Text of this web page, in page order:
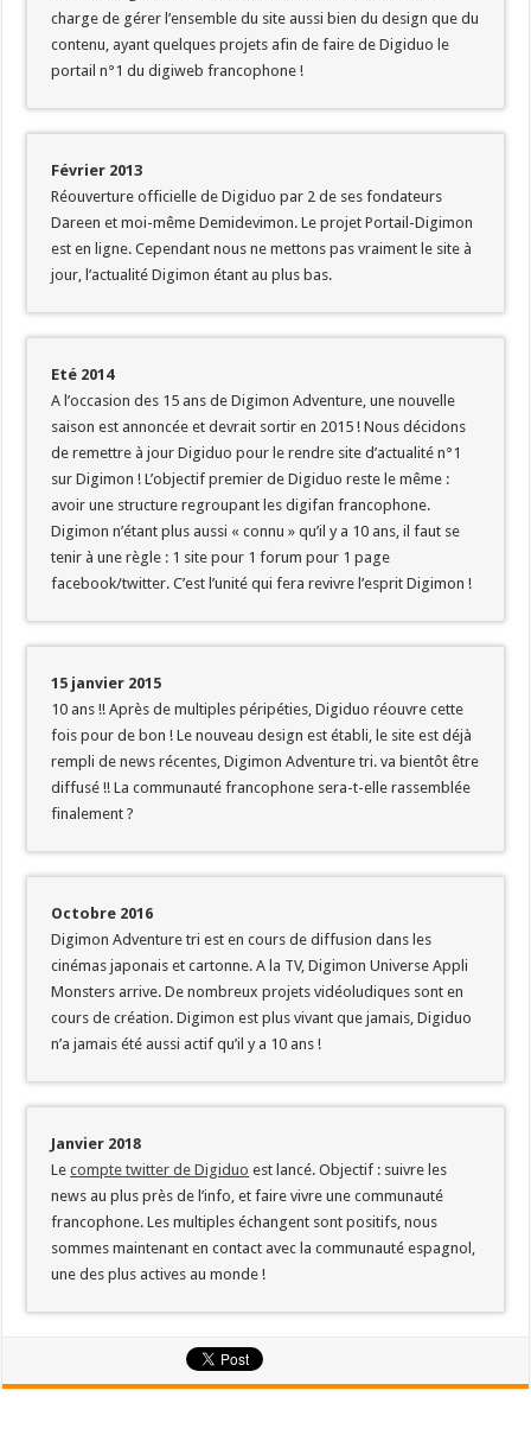
charge de gérer l’ensemble du site aussi bien du design que du
contenu, ayant quelques projets afin de faire de Digiduo le
portail n°1 du digiweb francophone !
Février 2013
Réouverture officielle de Digiduo par 2 de ses fondateurs
Dareen et moi-même Demidevimon. Le projet Portail-Digimon
est en ligne. Cependant nous ne mettons pas vraiment le site à
jour, l’actualité Digimon étant au plus bas.
Eté 2014
A l’occasion des 15 ans de Digimon Adventure, une nouvelle
saison est annoncée et devrait sortir en 2015 ! Nous décidons
de remettre à jour Digiduo pour le rendre site d’actualité n°1
sur Digimon ! L’objectif premier de Digiduo reste le même :
avoir une structure regroupant les digifan francophone.
Digimon n’étant plus aussi « connu » qu’il y a 10 ans, il faut se
tenir à une règle : 1 site pour 1 forum pour 1 page
facebook/twitter. C’est l’unité qui fera revivre l’esprit Digimon !
15 janvier 2015
10 ans !! Après de multiples péripéties, Digiduo réouvre cette
fois pour de bon ! Le nouveau design est établi, le site est déjà
rempli de news récentes, Digimon Adventure tri. va bientôt être
diffusé !! La communauté francophone sera-t-elle rassemblée
finalement ?
Octobre 2016
Digimon Adventure tri est en cours de diffusion dans les
cinémas japonais et cartonne. A la TV, Digimon Universe Appli
Monsters arrive. De nombreux projets vidéoludiques sont en
cours de création. Digimon est plus vivant que jamais, Digiduo
n’a jamais été aussi actif qu’il y a 10 ans !
Janvier 2018
Lecompte twitter de Digiduo est lancé. Objectif : suivre les
news au plus près de l’info, et faire vivre une communauté
francophone. Les multiples échangent sont positifs, nous
sommes maintenant en contact avec la communauté espagnol,
une des plus actives au monde !